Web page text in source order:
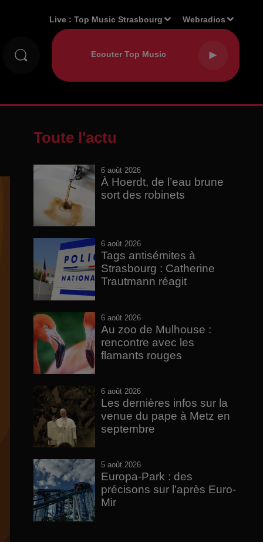
Live :Top Music Strasbourg Webradios
Toute l'actu
6 août 2026
À Hoerdt, de l’eau brune
sort des robinets
6 août 2026
Tags antisémites à
Strasbourg : Catherine
Trautmann réagit
6 août 2026
Au zoo de Mulhouse :
rencontre avec les
flamants rouges
6 août 2026
Les dernières infos sur la
venue du pape à Metz en
septembre
5 août 2026
Europa-Park : des
précisons sur l’après Euro-
Mir